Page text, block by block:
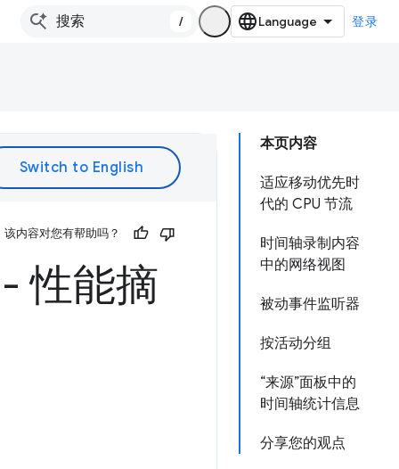
/ 登录
本页内容
适应移动优先时
代的 CPU 节流
时间轴录制内容
中的网络视图
被动事件监听器
按活动分组
“来源”面板中的
时间轴统计信息
分享您的观点
该内容对您有帮助吗？
性能摘